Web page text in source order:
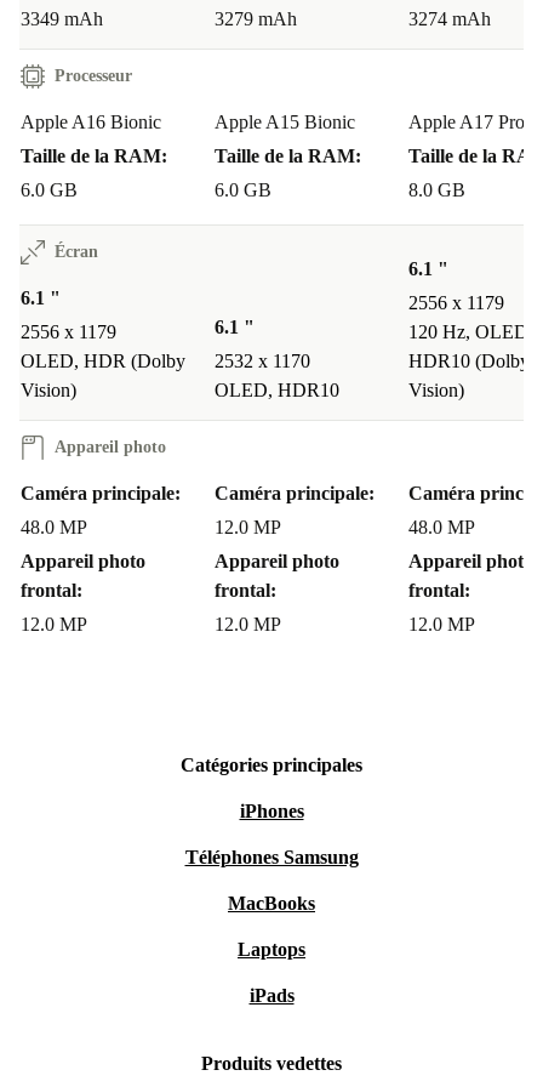
focus. Création de contenu, simplicité garantie !
VIDÉOS PROFESSIONNELLES – DES REELS QUI
IMPRESSIONNENT
Filmez en téléobjectif 2× avec les modes Actionet
Cinématique
digne d’un pro.
Quoi de neuf sur l’iPhone 15 ?
Port USB‑C
Système photo amélioré
iOS 17
Adoptez l’iPhone 15 reconditionné et profitez d’un
smartphone haut de gamme durable, garanti 12 mois et
jusqu’à 40 % moins cher que le neuf !
3349 mAh 3279 mAh 3274 mAh
Processeur
Apple A16 Bionic
Taille de la RAM:
6.0 GB
Apple A15 Bionic
Taille de la RAM:
6.0 GB
Apple A17 Pro
Taille de la
8.0 GB
Écran
6.1 "
2556 x 1179
OLED, HDR (Dolby
Vision)
6.1 "
2532 x 1170
OLED, HDR10
6.1 "
2556 x 1179
120 Hz, OLED,
HDR10 (Dolby
Vision)
Appareil photo
Caméra principale:
48.0 MP
Appareil photo
frontal:
12.0 MP
Caméra principale:
12.0 MP
Appareil photo
frontal:
12.0 MP
Caméra
48.0 MP
Appareil photo
frontal:
12.0 MP
Catégories principales
iPhones
Téléphones Samsung
MacBooks
Laptops
iPads
Produits vedettes